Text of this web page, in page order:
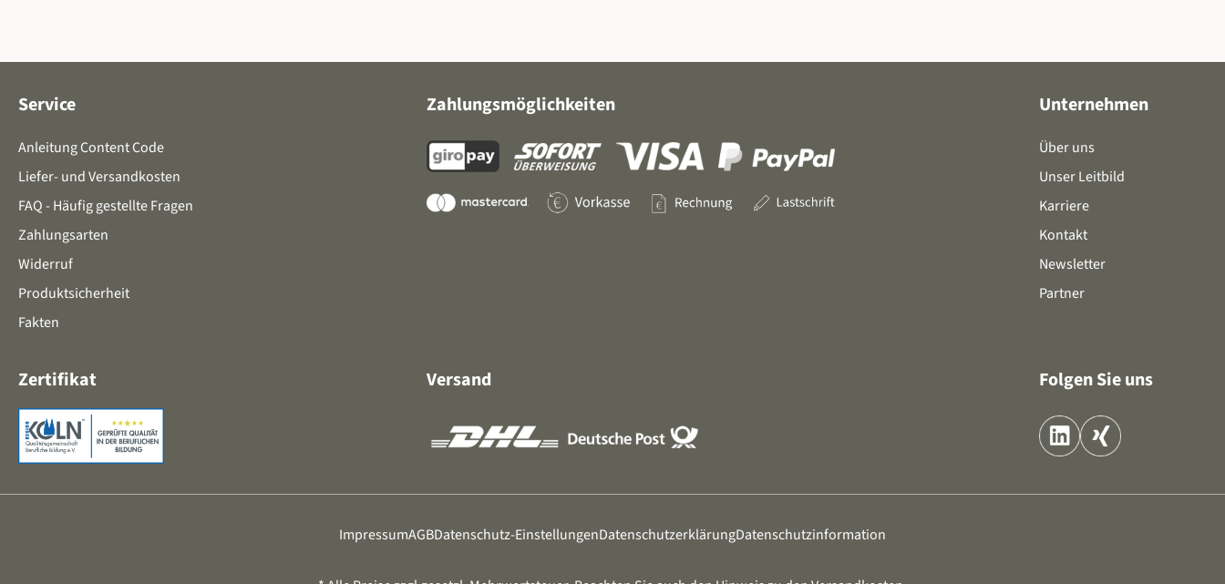
Service
Anleitung Content Code
Liefer- und Versandkosten
FAQ - Häufig gestellte Fragen
Zahlungsarten
Widerruf
Produktsicherheit
Fakten
Zahlungsmöglichkeiten Unternehmen
Über uns
Unser Leitbild
Karriere
Kontakt
Newsletter
Partner
Zertifikat Versand Folgen Sie uns
ImpressumAGBDatenschutz-EinstellungenDatenschutzerklärungDatenschutzinformation